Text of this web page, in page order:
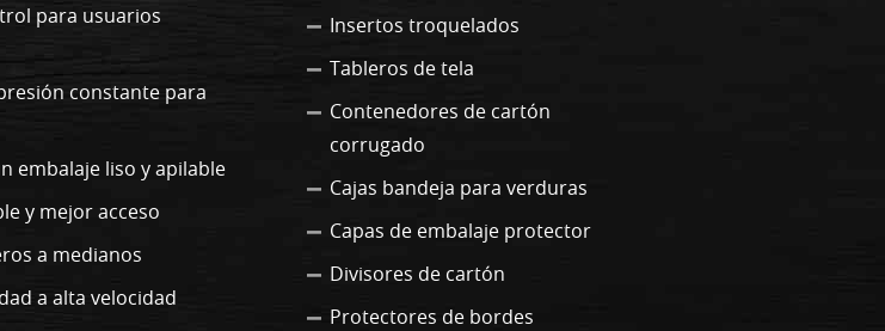
Insertos troquelados
Tableros de tela
Contenedores de cartón
corrugado
Cajas bandeja para verduras
Capas de embalaje protector
Divisores de cartón
Protectores de bordes
para usuarios
constante para
embalaje liso y apilable
y mejor acceso
a medianos
a alta velocidad